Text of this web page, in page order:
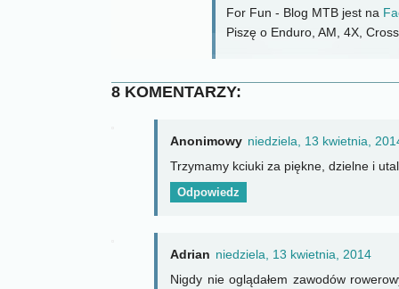
For Fun - Blog MTB jest na
Piszę o Enduro, AM, 4X,
8 KOMENTARZY:
Anonimowy niedziela, 13 kwietnia,
Trzymamy kciuki za piękne, dzielne i
Odpowiedz
Adrian niedziela, 13 kwietnia, 2014
Nigdy nie oglądałem zawodów